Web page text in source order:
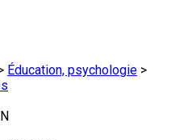
Éducation, psychologie >